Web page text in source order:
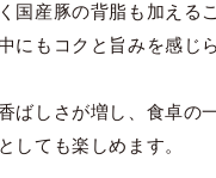
国産豚の背脂も加える
にもコクと旨みを感じ
ばしさが増し、食卓の
しても楽しめます。